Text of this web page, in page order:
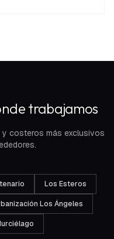
trabajamos
costeros más exclusivos
Los Esteros
Los Ángeles